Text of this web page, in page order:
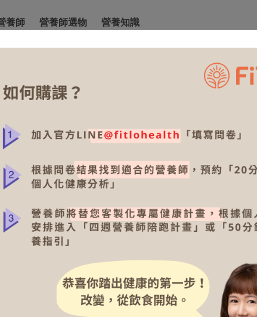
養師 營養師選物 營養知識
品牌故事